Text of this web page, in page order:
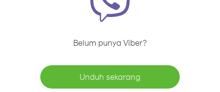
Belum punya Viber?
Unduh sekarang